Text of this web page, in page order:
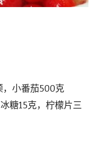
，小番茄500克
糖15克，柠檬片三